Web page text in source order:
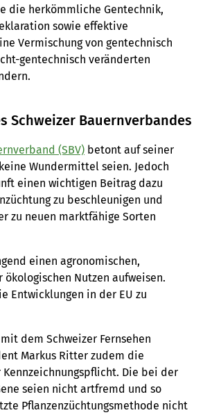
die herkömmliche Gentechnik,
sowie effektive
Vermischung von gentechnisch
gentechnisch veränderten
Schweizer Bauernverbandes
(SBV) betont auf seiner
Wundermittel seien. Jedoch
einen wichtigen Beitrag dazu
zu beschleunigen und
zu neuen marktfähige Sorten
einen agronomischen,
ökologischen Nutzen aufweisen.
Entwicklungen in der EU zu
dem Schweizer Fernsehen
Markus Ritter zudem die
Die bei der
seien nicht artfremd und so
Pflanzenzüchtungsmethode nicht